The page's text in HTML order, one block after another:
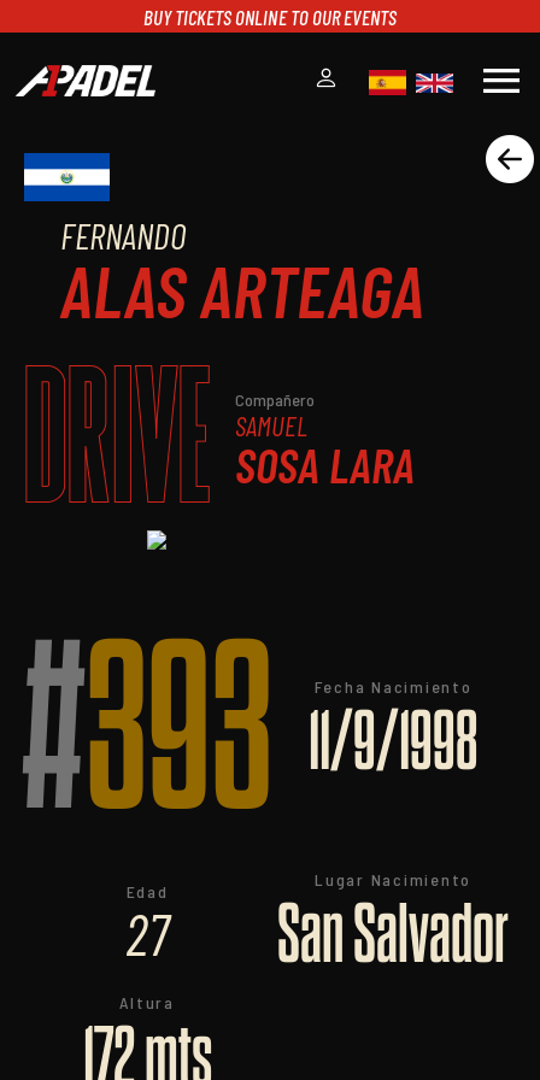
BUY TICKETS ONLINE TO OUR EVENTS
menu
NOTICIAS
MULTIMEDIA
FERNANDO
ALAS ARTEAGA
DRIVE Compañero
SAMUEL
SOSA LARA
#393 Fecha Nacimiento
11/9/1998
Edad
27
Lugar Nacimiento
San Salvador
Altura
172 mts